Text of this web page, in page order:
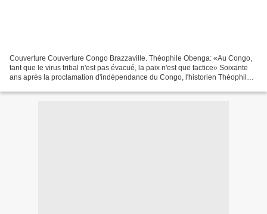
Couverture Couverture Congo Brazzaville. Théophile Obenga: «Au Congo,
tant que le virus tribal n'est pas évacué, la paix n'est que factice» Soixante
ans après la proclamation d'indépendance du Congo, l'historien Théophile